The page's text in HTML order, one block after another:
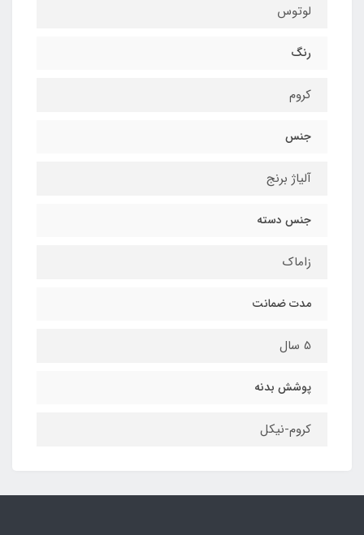
لوتوس
رنگ
کروم
جنس
آلیاژ برنج
جنس دسته
زاماک
مدت ضمانت
5 سال
پوشش بدنه
کروم-نیکل